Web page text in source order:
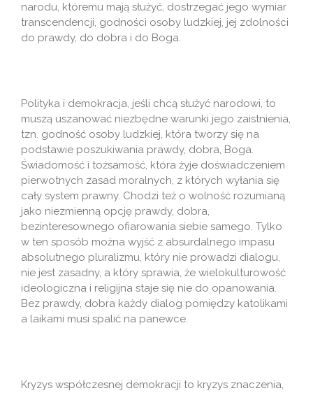
narodu, któremu mają służyć, dostrzegać jego wymiar
transcendencji, godności osoby ludzkiej, jej zdolności
do prawdy, do dobra i do Boga.
Polityka i demokracja, jeśli chcą służyć narodowi, to
muszą uszanować niezbędne warunki jego zaistnienia,
tzn. godność osoby ludzkiej, która tworzy się na
podstawie poszukiwania prawdy, dobra, Boga.
Świadomość i tożsamość, która żyje doświadczeniem
pierwotnych zasad moralnych, z których wyłania się
cały system prawny. Chodzi też o wolność rozumianą
jako niezmienną opcję prawdy, dobra,
bezinteresownego ofiarowania siebie samego. Tylko
w ten sposób można wyjść z absurdalnego impasu
absolutnego pluralizmu, który nie prowadzi dialogu,
nie jest zasadny, a który sprawia, że wielokulturowość
ideologiczna i religijna staje się nie do opanowania.
Bez prawdy, dobra każdy dialog pomiędzy katolikami
a laikami musi spalić na panewce.
Kryzys współczesnej demokracji to kryzys znaczenia,